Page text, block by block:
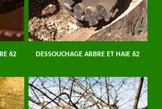
62 DESSOUCHAGE ARBRE ET HAIE 62